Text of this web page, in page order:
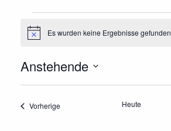
HinweisEs wurden keine Ergebnisse
Anstehende
Datum
VorherigeVeranstaltungen Heute